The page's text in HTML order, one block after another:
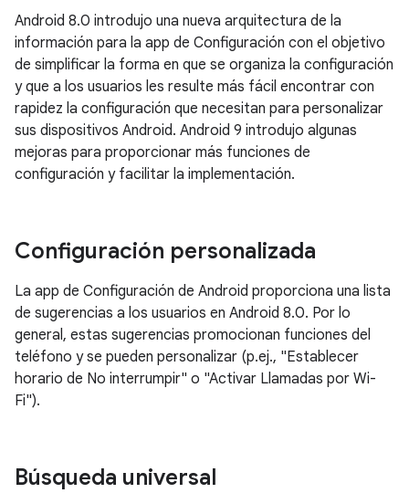
Android 8.0 introdujo una nueva arquitectura de la
información para la app de Configuración con el objetivo
de simplificar la forma en que se organiza la configuración
y que a los usuarios les resulte más fácil encontrar con
rapidez la configuración que necesitan para personalizar
sus dispositivos Android. Android 9 introdujo algunas
mejoras para proporcionar más funciones de
configuración y facilitar la implementación.
Configuración personalizada
La app de Configuración de Android proporciona una lista
de sugerencias a los usuarios en Android 8.0. Por lo
general, estas sugerencias promocionan funciones del
teléfono y se pueden personalizar (p.ej., "Establecer
horario de No interrumpir" o "Activar Llamadas por Wi-
Fi").
Búsqueda universal